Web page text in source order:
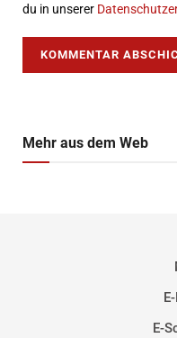
du in unserer
Mehr aus dem Web
E-